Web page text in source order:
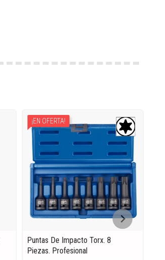
Puntas De Impacto Torx. 8
Piezas. Profesional
¡EN OFERTA!